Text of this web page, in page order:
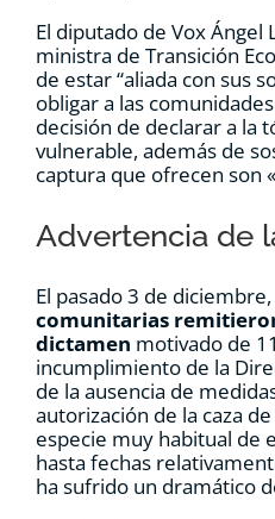
El diputado de Vox Ángel
ministra de Transición
de estar “aliada con sus
obligar a las
decisión de declarar a la
vulnerable, además de
captura que ofrecen son
Advertencia de
El pasado 3 de diciembre,
comunitarias
dictamen motivado de
incumplimiento de la
de la ausencia de
autorización de la caza
especie muy habitual de
hasta fechas
ha sufrido un dramático